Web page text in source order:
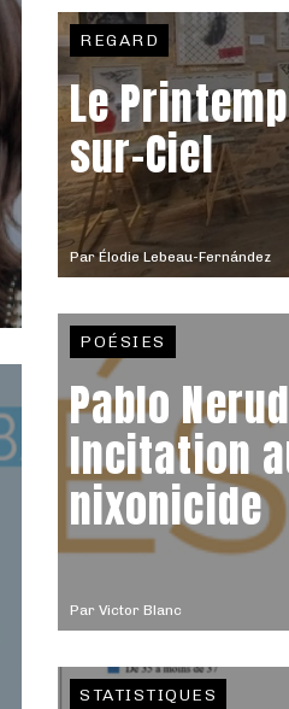
ParÉlodie Lebeau-Fernández
REGARD
Le
sur-Ciel
Par Victor Blanc
POÉSIES
Pablo
Incitation
nixonicide
STATISTIQUES